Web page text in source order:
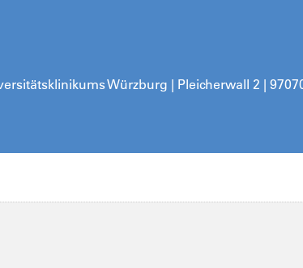
Würzburg | Pleicherwall 2 |